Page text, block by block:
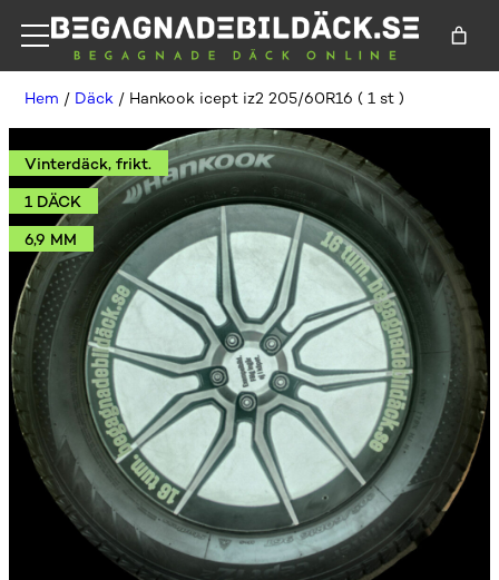
Hem / Däck / Hankook icept iz2 205/60R16 ( 1 st )
Vinterdäck, frikt.
1 DÄCK
6,9 MM